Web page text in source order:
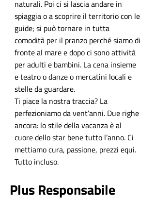
naturali. Poi ci si lascia andare in
spiaggia o a scoprire il territorio con le
guide; si può tornare in tutta
comodità per il pranzo perché siamo di
fronte al mare e dopo ci sono attività
per adulti e bambini. La cena insieme
e teatro o danze o mercatini locali e
stelle da guardare.
Ti piace la nostra traccia? La
perfezioniamo da vent’anni. Due righe
ancora: lo stile della vacanza è al
cuore dello star bene tutto l’anno. Ci
mettiamo cura, passione, prezzi equi.
Tutto incluso.
Plus Responsabile